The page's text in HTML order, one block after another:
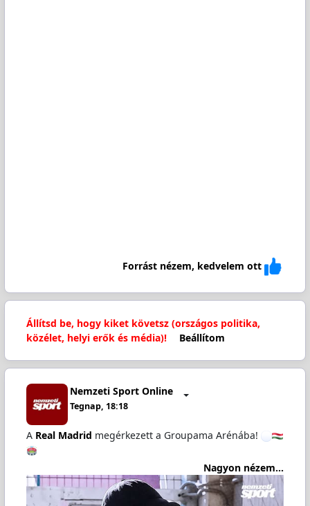
Forrást nézem, kedvelem ott
Állítsd be, hogy kiket követsz (országos politika,
közélet, helyi erők és média)!
Beállítom
Nemzeti Sport Online
Tegnap, 18:18
A Real Madrid megérkezett a Groupama Arénába!
Nagyon nézem...